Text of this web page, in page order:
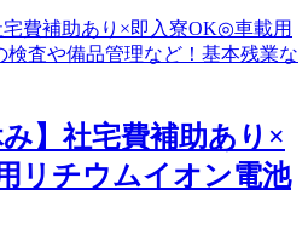
み】社宅費補助あり×
リチウムイオン電池